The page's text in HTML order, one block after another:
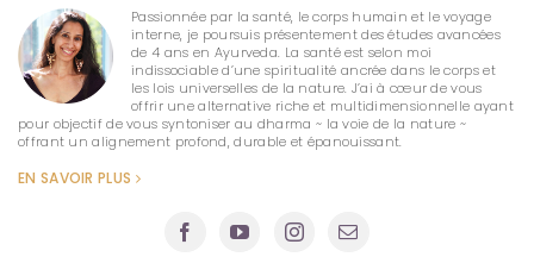
Passionnée par la santé, le corps humain et le voyage
interne, je poursuis présentement des études avancées
de 4 ans en Ayurveda. La santé est selon moi
indissociable d’une spiritualité ancrée dans le corps et
les lois universelles de la nature. J’ai à cœur de vous
offrir une alternative riche et multidimensionnelle ayant
pour objectif de vous syntoniser au dharma ~ la voie de la nature ~
offrant un alignement profond, durable et épanouissant.
EN SAVOIR PLUS